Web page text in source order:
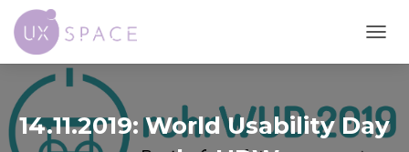
A
G
A
14.11.2019: World Usability Day